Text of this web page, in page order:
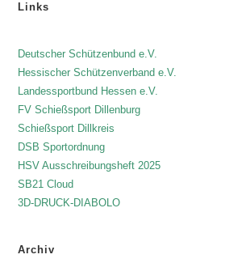
Links
Deutscher Schützenbund e.V.
Hessischer Schützenverband e.V.
Landessportbund Hessen e.V.
FV Schießsport Dillenburg
Schießsport Dillkreis
DSB Sportordnung
HSV Ausschreibungsheft 2025
SB21 Cloud
3D-DRUCK-DIABOLO
Archiv